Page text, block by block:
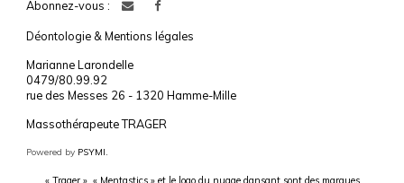
Abonnez-vous :
Déontologie & Mentions légales
Marianne Larondelle
0479/80.99.92
rue des Messes 26 - 1320 Hamme-Mille
Massothérapeute TRAGER
Powered by PSYMI.
« Trager », « Mentastics » et le logo du nuage dansant sont des marques